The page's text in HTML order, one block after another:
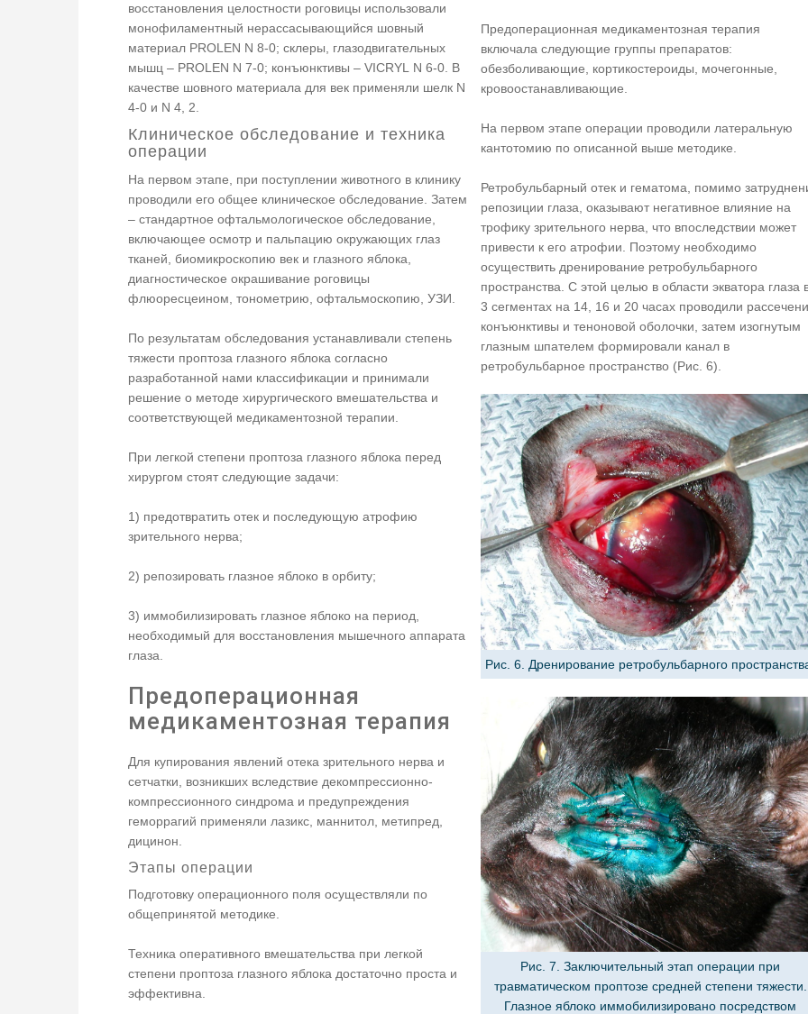
восстановления целостности роговицы использовали
монофиламентный нерассасывающийся шовный
материал PROLEN N 8-0; склеры, глазодвигательных
мышц – PROLEN N 7-0; конъюнктивы – VICRYL N 6-0. В
качестве шовного материала для век применяли шелк N
4-0 и N 4, 2.
Клиническое обследование и техника
операции
На первом этапе, при поступлении животного в клинику
проводили его общее клиническое обследование. Затем
– стандартное офтальмологическое обследование,
включающее осмотр и пальпацию окружающих глаз
тканей, биомикроскопию век и глазного яблока,
диагностическое окрашивание роговицы
флюоресцеином, тонометрию, офтальмоскопию, УЗИ.
По результатам обследования устанавливали степень
тяжести проптоза глазного яблока согласно
разработанной нами классификации и принимали
решение о методе хирургического вмешательства и
соответствующей медикаментозной терапии.
При легкой степени проптоза глазного яблока перед
хирургом стоят следующие задачи:
1) предотвратить отек и последующую атрофию
зрительного нерва;
2) репозировать глазное яблоко в орбиту;
3) иммобилизировать глазное яблоко на период,
необходимый для восстановления мышечного аппарата
глаза.
Предоперационная
медикаментозная терапия
Для купирования явлений отека зрительного нерва и
сетчатки, возникших вследствие декомпрессионно-
компрессионного синдрома и предупреждения
геморрагий применяли лазикс, маннитол, метипред,
дицинон.
Этапы операции
Подготовку операционного поля осуществляли по
общепринятой методике.
Техника оперативного вмешательства при легкой
степени проптоза глазного яблока достаточно проста и
эффективна.
Предоперационная медикаментозная терапия
включала следующие группы препаратов:
обезболивающие, кортикостероиды, мочегонные,
кровоостанавливающие.
На первом этапе операции проводили латеральную
кантотомию по описанной выше методике.
Ретробульбарный отек и гематома, помимо
репозиции глаза, оказывают негативное влияние на
трофику зрительного нерва, что впоследствии может
привести к его атрофии. Поэтому необходимо
осуществить дренирование ретробульбарного
пространства. С этой целью в области экватора глаза
3 сегментах на 14, 16 и 20 часах проводили
конъюнктивы и теноновой оболочки, затем изогнутым
глазным шпателем формировали канал в
ретробульбарное пространство (Рис. 6).
Рис. 6. Дренирование ретробульбарного
Рис. 7. Заключительный этап операции при
травматическом проптозе средней степени тяжести.
Глазное яблоко иммобилизировано посредством